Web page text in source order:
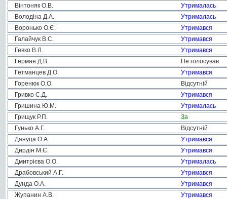
Вінтоняк О.В.
Утрималась
Володіна Д.А.
Утрималась
Воронько О.Є.
Утримався
Галайчук В.С.
Утримався
Гевко В.Л.
Утримався
Герман Д.В.
Не голосував
Гетманцев Д.О.
Утримався
Горенюк О.О.
Відсутній
Гривко С.Д.
Утримався
Гришина Ю.М.
Утрималась
Грищук Р.П.
За
Гунько А.Г.
Відсутній
Дануца О.А.
Утримався
Дирдін М.Є.
Утримався
Дмитрієва О.О.
Утрималась
Драбовський А.Г.
Утримався
Дунда О.А.
Утримався
Жупанин А.В.
Утримався